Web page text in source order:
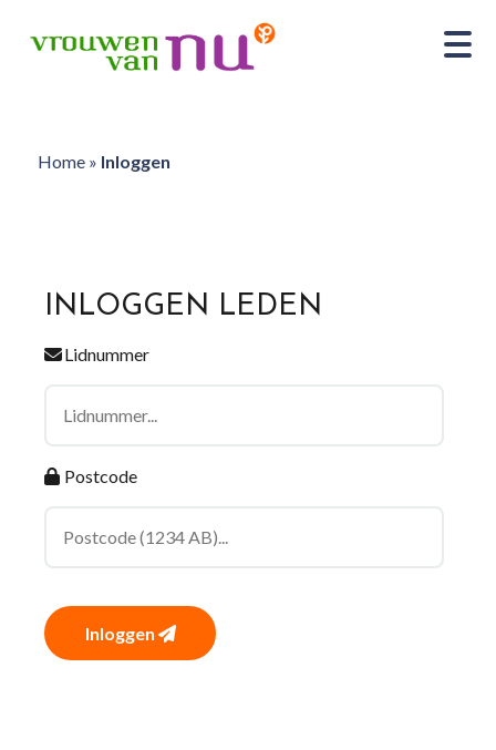
Home» Inloggen
INLOGGEN LEDEN
Lidnummer
Postcode
Inloggen